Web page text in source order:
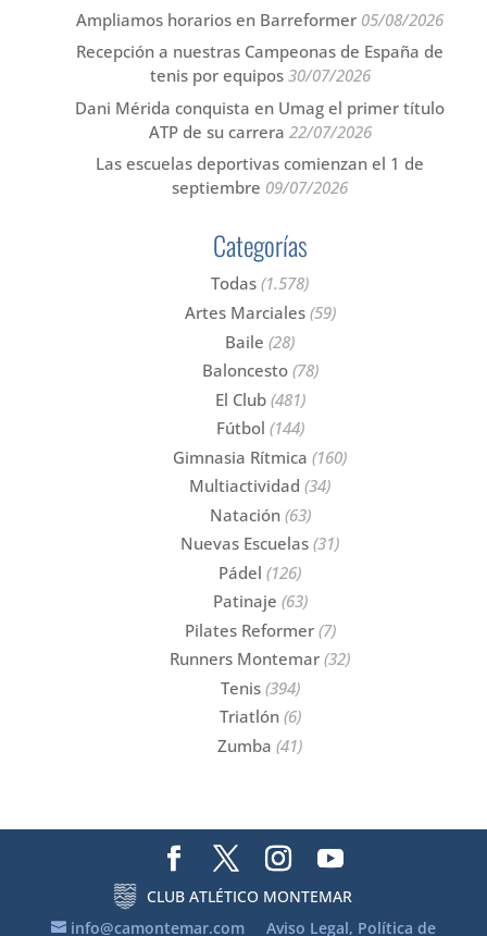
Ampliamos horarios en Barreformer 05/08/2026
Recepción a nuestras Campeonas de España de
tenis por equipos 30/07/2026
Dani Mérida conquista en Umag el primer título
ATP de su carrera 22/07/2026
Las escuelas deportivas comienzan el 1 de
septiembre 09/07/2026
Categorías
Todas (1.578)
Artes Marciales(59)
Baile (28)
Baloncesto(78)
El Club(481)
Fútbol (144)
Gimnasia Rítmica (160)
Multiactividad (34)
Natación(63)
Nuevas Escuelas (31)
Pádel (126)
Patinaje (63)
Pilates Reformer(7)
Runners Montemar (32)
Tenis(394)
Triatlón(6)
Zumba (41)
CLUB ATLÉTICO MONTEMAR
info@camontemar.com
Aviso Legal, Política de